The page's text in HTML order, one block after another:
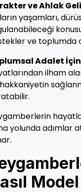
ve Ahlak
yaşamları,
ve toplumda
Adalet İçin
ilham
yolunda adımlar